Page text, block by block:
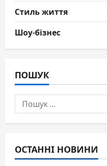
Стиль життя
Шоу-бізнес
ПОШУК
Пошук:
ОСТАННІ НОВИНИ